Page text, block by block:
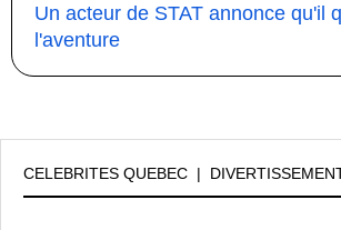
Un acteur de STAT annonce qu'il
l'aventure
CELEBRITES QUEBEC |